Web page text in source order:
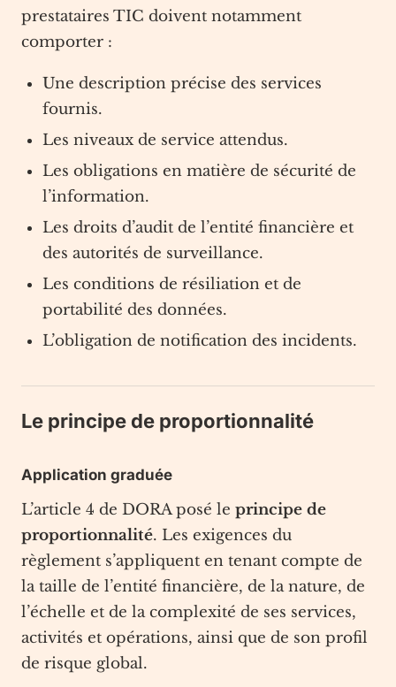
prestataires TIC doivent notamment
comporter :
Une description précise des services
fournis.
Les niveaux de service attendus.
Les obligations en matière de sécurité de
l’information.
Les droits d’audit de l’entité financière et
des autorités de surveillance.
Les conditions de résiliation et de
portabilité des données.
L’obligation de notification des incidents.
Le principe de proportionnalité
Application graduée
L’article 4 de DORA posé le principe de
proportionnalité. Les exigences du
règlement s’appliquent en tenant compte de
la taille de l’entité financière, de la nature, de
l’échelle et de la complexité de ses services,
activités et opérations, ainsi que de son profil
de risque global.